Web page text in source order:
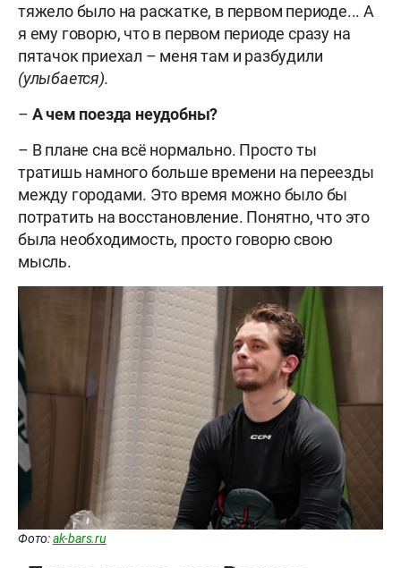
тяжело было на раскатке, в первом периоде... А
я ему говорю, что в первом периоде сразу на
пятачок приехал – меня там и разбудили
(улыбается).
– А чем поезда неудобны?
– В плане сна всё нормально. Просто ты
тратишь намного больше времени на переезды
между городами. Это время можно было бы
потратить на восстановление. Понятно, что это
была необходимость, просто говорю свою
мысль.
Фото:ak-bars.ru